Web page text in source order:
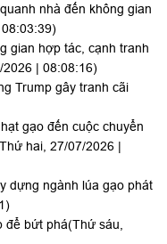
nhà đến không gian
gian hợp tác, cạnh tranh
| 08:08:16)
Trump gây tranh cãi
gạo đến cuộc chuyển
hai, 27/07/2026 |
dựng ngành lúa gạo phát
để bứt phá(Thứ sáu,